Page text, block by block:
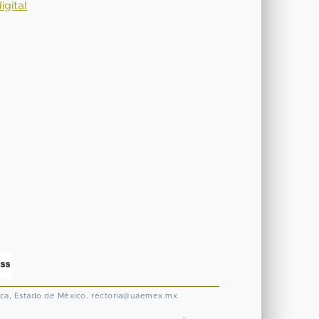
Estado de México. rectoria@uaemex.mx